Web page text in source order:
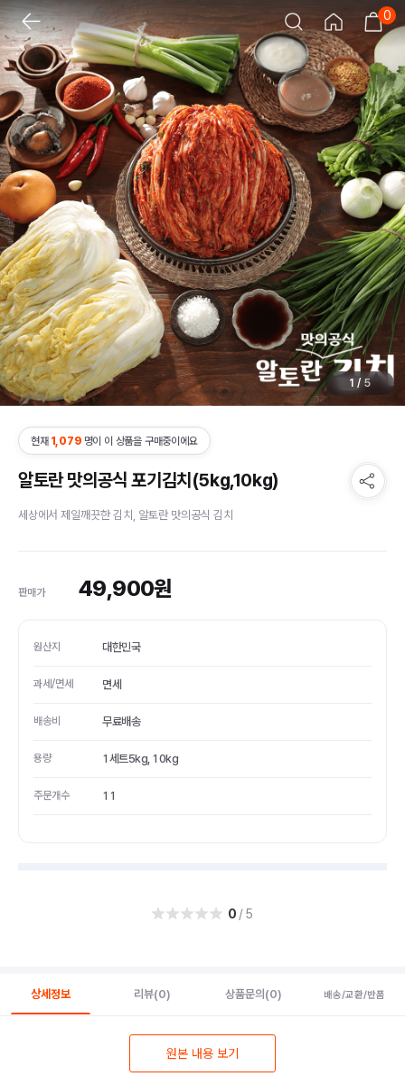
0
1 / 5
현재 1,079 명이 이 상품을 구매중이에요
알토란 맛의공식 포기김치(5kg,10kg)
세상에서 제일깨끗한 김치, 알토란 맛의공식 김치
판매가 49,900원
원산지 대한민국
과세/면세 면세
배송비 무료배송
용량 1세트5kg, 10kg
주문개수 11
0 /5
상세정보 리뷰(0) 상품문의 (0) 배송/교환/반품
원본 내용 보기